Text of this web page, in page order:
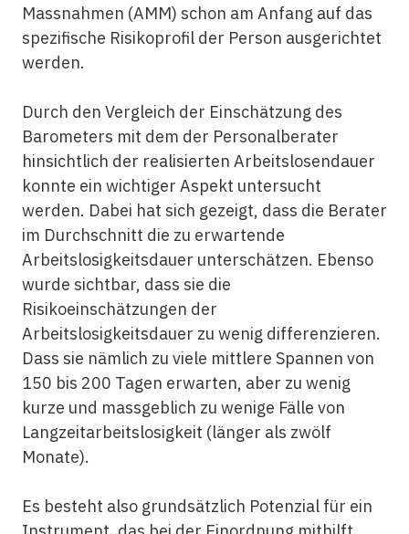
Massnahmen (AMM) schon am Anfang auf das
spezifische Risikoprofil der Person ausgerichtet
werden.
Durch den Vergleich der Einschätzung des
Barometers mit dem der Personalberater
hinsichtlich der realisierten Arbeitslosendauer
konnte ein wichtiger Aspekt untersucht
werden. Dabei hat sich gezeigt, dass die Berater
im Durchschnitt die zu erwartende
Arbeitslosigkeitsdauer unterschätzen. Ebenso
wurde sichtbar, dass sie die
Risikoeinschätzungen der
Arbeitslosigkeitsdauer zu wenig differenzieren.
Dass sie nämlich zu viele mittlere Spannen von
150 bis 200 Tagen erwarten, aber zu wenig
kurze und massgeblich zu wenige Fälle von
Langzeitarbeitslosigkeit (länger als zwölf
Monate).
Es besteht also grundsätzlich Potenzial für ein